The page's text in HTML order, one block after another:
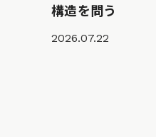
構造を問う
2026.07.22